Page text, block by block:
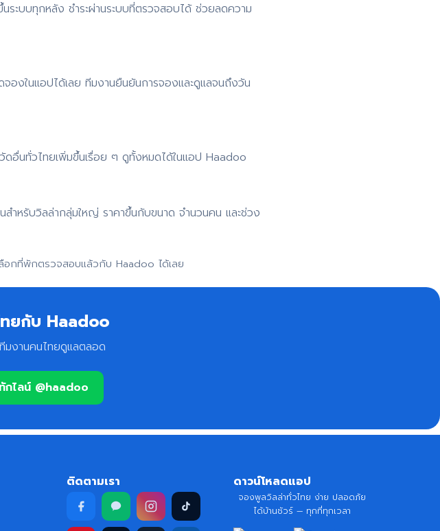
ะบบทุกหลัง ชำระผ่านระบบที่ตรวจสอบได้ ช่วยลดความ
งในแอปได้เลย ทีมงานยืนยันการจองและดูแลจนถึงวัน
อื่นทั่วไทยเพิ่มขึ้นเรื่อย ๆ ดูทั้งหมดได้ในแอป Haadoo
ำหรับวิลล่ากลุ่มใหญ่ ราคาขึ้นกับขนาด จำนวนคน และช่วง
อกที่พักตรวจสอบแล้วกับ Haadoo ได้เลย
ยกับ Haadoo
มงานคนไทยดูแลตลอด
ทักไลน์ @haadoo
ติดตามเรา ดาวน์โหลดแอป
จองพูลวิลล่าทั่วไทย ง่าย ปลอดภัย
ได้บ้านชัวร์ — ทุกที่ทุกเวลา